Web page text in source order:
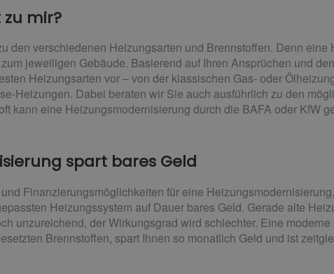
mir?
den verschiedenen Heizungsarten und Brennstoffen. Denn eine
jeweiligen Gebäude. Basierend auf Ihren Ansprüchen und
Heizungsarten vor – von der klassischen Gas- oder
Heizungen. Dabei beraten wir Sie auch ausführlich zu den
kann eine Heizungsmodernisierung durch die BAFA oder KfW
spart bares Geld
Finanzierungsmöglichkeiten für eine
Heizungssystem auf Dauer bares Geld. Gerade alte
unzureichend, der Wirkungsgrad wird schlechter. Eine
Brennstoffen, spart Ihnen so monatlich Geld und ist